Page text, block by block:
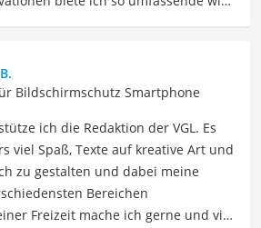
Kaufberatungen und
um Verbrauchern dabei zu helfen,
zu treffen als auch
Lösungen für ihre Bedürfnisse
S21-Ultra-Schutzfolie-Vergleich ist
empfehlenswert für
Bildschirmschutz Smartphone
ich die Redaktion der VGL. Es
viel Spaß, Texte auf kreative Art und
zu gestalten und dabei meine
Bereichen
Freizeit mache ich gerne und viel